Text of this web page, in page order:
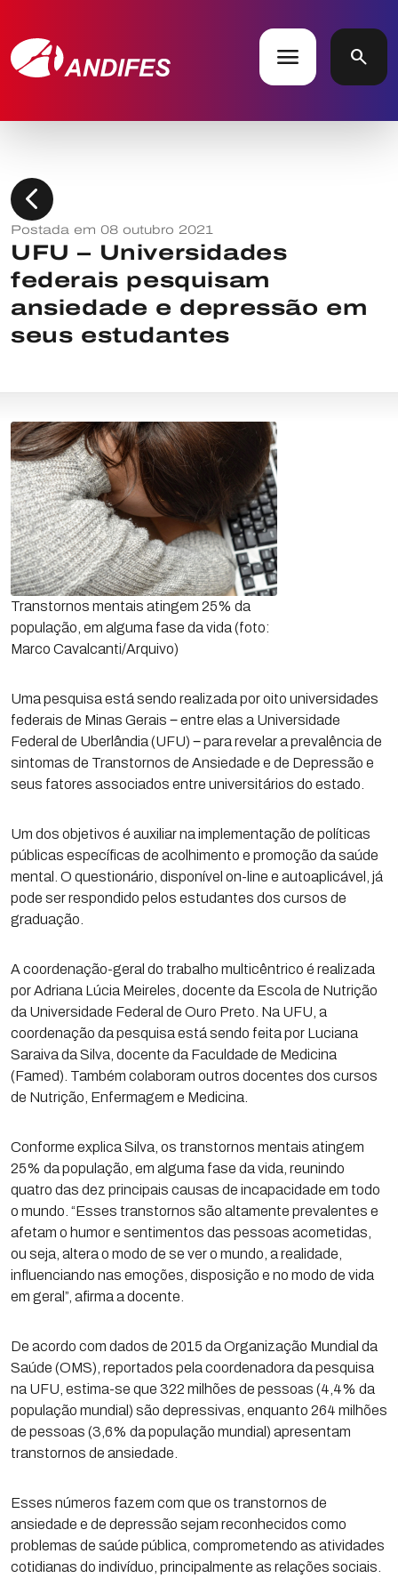
menu search
chevron_left
Postada em 08 outubro 2021
UFU – Universidades
federais pesquisam
ansiedade e depressão em
seus estudantes
Transtornos mentais atingem 25% da
população, em alguma fase da vida (foto:
Marco Cavalcanti/Arquivo)
Uma pesquisa está sendo realizada por oito universidades
federais de Minas Gerais ‒ entre elas a Universidade
Federal de Uberlândia (UFU) ‒ para revelar a prevalência de
sintomas de Transtornos de Ansiedade e de Depressão e
seus fatores associados entre universitários do estado.
Um dos objetivos é auxiliar na implementação de políticas
públicas específicas de acolhimento e promoção da saúde
mental. O questionário, disponível on-line e autoaplicável, já
pode ser respondido pelos estudantes dos cursos de
graduação.
A coordenação-geral do trabalho multicêntrico é realizada
por Adriana Lúcia Meireles, docente da Escola de Nutrição
da Universidade Federal de Ouro Preto. Na UFU, a
coordenação da pesquisa está sendo feita por Luciana
Saraiva da Silva, docente da Faculdade de Medicina
(Famed). Também colaboram outros docentes dos cursos
de Nutrição, Enfermagem e Medicina.
Conforme explica Silva, os transtornos mentais atingem
25% da população, em alguma fase da vida, reunindo
quatro das dez principais causas de incapacidade em todo
o mundo. “Esses transtornos são altamente prevalentes e
afetam o humor e sentimentos das pessoas acometidas,
ou seja, altera o modo de se ver o mundo, a realidade,
influenciando nas emoções, disposição e no modo de vida
em geral”, afirma a docente.
De acordo com dados de 2015 da Organização Mundial da
Saúde (OMS), reportados pela coordenadora da pesquisa
na UFU, estima-se que 322 milhões de pessoas (4,4% da
população mundial) são depressivas, enquanto 264 milhões
de pessoas (3,6% da população mundial) apresentam
transtornos de ansiedade.
Esses números fazem com que os transtornos de
ansiedade e de depressão sejam reconhecidos como
problemas de saúde pública, comprometendo as atividades
cotidianas do indivíduo, principalmente as relações sociais.